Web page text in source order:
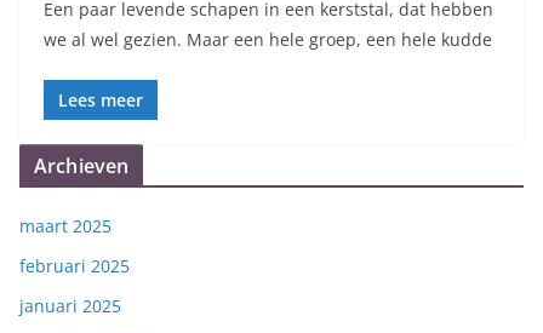
Een paar levende schapen in een kerststal, dat hebben
we al wel gezien. Maar een hele groep, een hele kudde
Lees meer
Archieven
maart 2025
februari 2025
januari 2025